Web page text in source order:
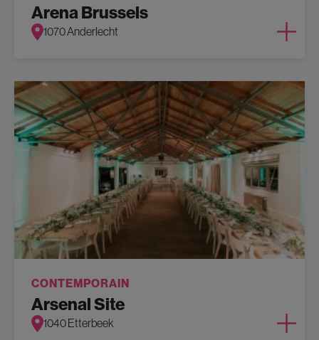
Arena Brussels
1070 Anderlecht
CONTEMPORAIN
Arsenal Site
1040 Etterbeek